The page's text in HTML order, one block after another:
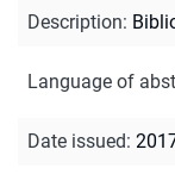
Description:
Language of
Date issued: